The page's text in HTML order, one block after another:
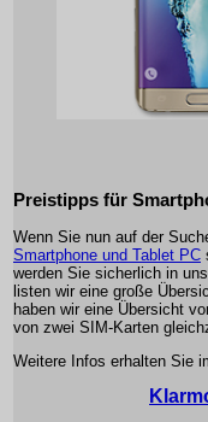
Preistipps für
Wenn Sie nun auf der
Smartphone und Tablet PC
werden Sie sicherlich in
listen wir eine große
haben wir eine Übersicht
von zwei SIM-Karten
Weitere Infos erhalten Sie